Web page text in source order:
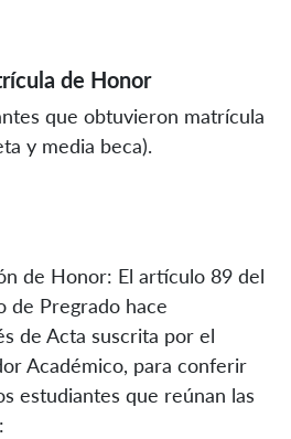
de Honor
que obtuvieron matrícula
y media beca).
de Honor: El artículo 89 del
de Pregrado hace
de Acta suscrita por el
Académico, para conferir
estudiantes que reúnan las